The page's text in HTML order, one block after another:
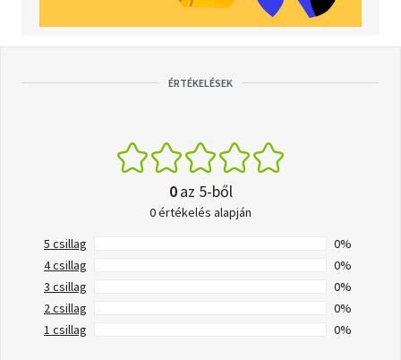
ÉRTÉKELÉSEK
0az 5-ből
0 értékelés alapján
5 csillag
0%
4 csillag
0%
3 csillag
0%
2 csillag
0%
1 csillag
0%